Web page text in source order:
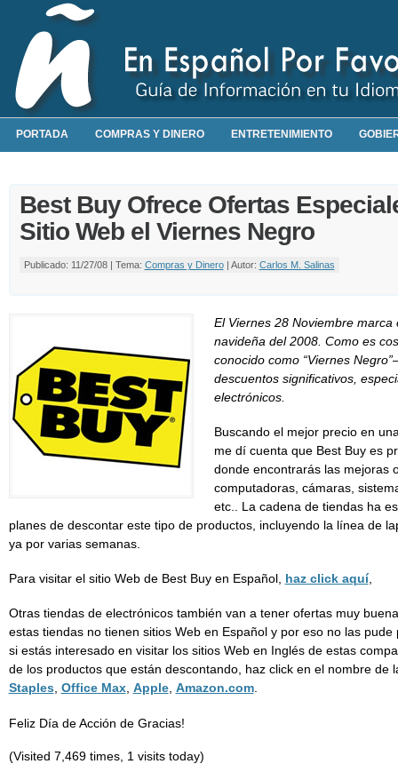
PORTADA COMPRAS Y DINERO ENTRETENIMIENTO
Best Buy Ofrece Ofertas
Sitio Web el Viernes Negro
Publicado: 11/27/08 | Tema: Compras y Dinero| Autor: Carlos M. Salinas
El Viernes 28 Noviembre
navideña del 2008. Como es
conocido como “Viernes
descuentos significativos,
electrónicos.
Buscando el mejor precio en
me dí cuenta que Best Buy es
donde encontrarás las mejoras
computadoras, cámaras,
etc.. La cadena de tiendas ha
planes de descontar este tipo de productos, incluyendo la línea de
ya por varias semanas.
Para visitar el sitio Web de Best Buy en Español, haz click aquí,
Otras tiendas de electrónicos también van a tener ofertas muy
estas tiendas no tienen sitios Web en Español y por eso no las
si estás interesado en visitar los sitios Web en Inglés de estas
de los productos que están descontando, haz click en el nombre de
Staples, Office Max, Apple, Amazon.com.
Feliz Día de Acción de Gracias!
(Visited 7,469 times, 1 visits today)